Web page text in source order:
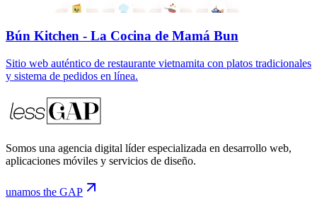
Bún Kitchen - La Cocina de Mamá Bun
Sitio web auténtico de restaurante vietnamita con platos tradicionales
y sistema de pedidos en línea.
Somos una agencia digital líder especializada en desarrollo web,
aplicaciones móviles y servicios de diseño.
unamos the GAP